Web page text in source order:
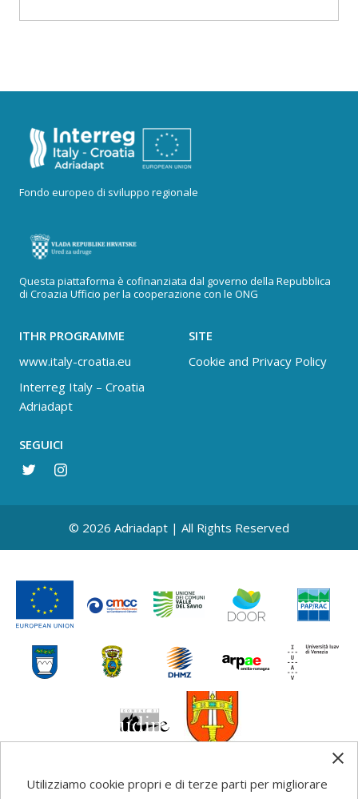
Fondo europeo di sviluppo regionale
Questa piattaforma è cofinanziata dal governo della Repubblica
di Croazia Ufficio per la cooperazione con le ONG
ITHR PROGRAMME
www.italy-croatia.eu
Interreg Italy – Croatia
Adriadapt
SITE
Cookie and Privacy Policy
SEGUICI
© 2026 Adriadapt | All Rights Reserved
Utilizziamo cookie propri e di terze parti per migliorare